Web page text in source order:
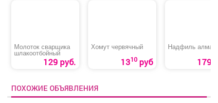
Молоток сварщика
шлакоотбойный
129 руб.
Хомут червячный
1310руб
Надфиль
179
ПОХОЖИЕ ОБЪЯВЛЕНИЯ